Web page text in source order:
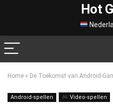
Hot
Home » De Toekomst van Android-
Android-spellen Video-spellen